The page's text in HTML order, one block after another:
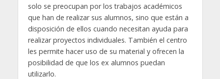
solo se preocupan por los trabajos académicos
que han de realizar sus alumnos, sino que están a
disposición de ellos cuando necesitan ayuda para
realizar proyectos individuales. También el centro
les permite hacer uso de su material y ofrecen la
posibilidad de que los ex alumnos puedan
utilizarlo.